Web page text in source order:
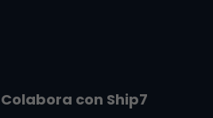
Colabora con Ship7